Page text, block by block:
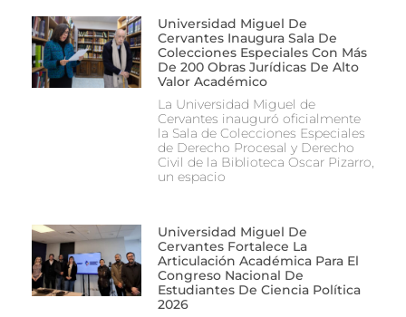
Universidad Miguel De
Cervantes Inaugura Sala De
Colecciones Especiales Con Más
De 200 Obras Jurídicas De Alto
Valor Académico
La Universidad Miguel de
Cervantes inauguró oficialmente
la Sala de Colecciones Especiales
de Derecho Procesal y Derecho
Civil de la Biblioteca Oscar Pizarro,
un espacio
Universidad Miguel De
Cervantes Fortalece La
Articulación Académica Para El
Congreso Nacional De
Estudiantes De Ciencia Política
2026